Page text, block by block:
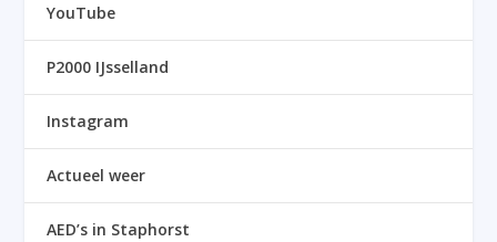
YouTube
P2000 IJsselland
Instagram
Actueel weer
AED’s in Staphorst